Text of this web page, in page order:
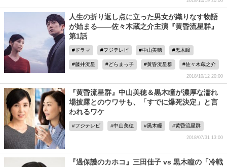
人生の折り返し点に立った男女が織りなす物語
が始まる――佐々木蔵之介主演『黄昏流星群』
第1話
ドラマ フジテレビ 中山美穂 黒木瞳
藤井流星 どらまっ子 黄昏流星群 佐々木蔵之介
2018/10/12 20:00
『黄昏流星群』中山美穂＆黒木瞳が濃厚な濡れ
場披露とのウワサも、「すでに爆死決定」と言
われるワケ
フジテレビ 中山美穂 黒木瞳 黄昏流星群
2018/07/31 13:00
『過保護のカホコ』三田佳子 vs 黒木瞳の「冷戦